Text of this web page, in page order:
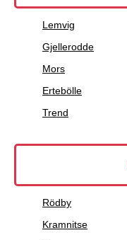
Lemvig
Gjellerodde
Mors
Ertebölle
Trend
Rödby
Kramnitse